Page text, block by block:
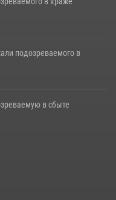
подозреваемого в
в сбыте